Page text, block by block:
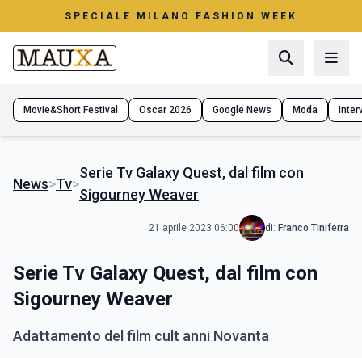
SPECIALE MILANO FASHION WEEK
Movie&Short Festival Oscar 2026 Google News Moda
News>Tv>
Serie Tv Galaxy Quest, dal film con
Sigourney Weaver
21 aprile 2023 06:00 di: Franco Tiniferra
Serie Tv Galaxy Quest, dal film con
Sigourney Weaver
Adattamento del film cult anni Novanta